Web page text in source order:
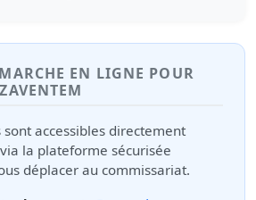
EN LIGNE POUR
sont accessibles directement
la plateforme sécurisée
déplacer au commissariat.